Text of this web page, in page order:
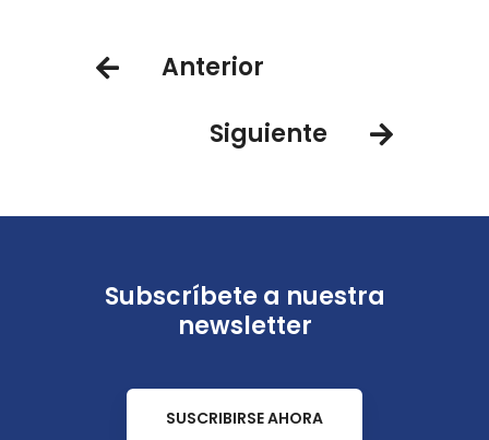
Anterior
Siguiente
Subscríbete a nuestra
newsletter
SUSCRIBIRSE AHORA